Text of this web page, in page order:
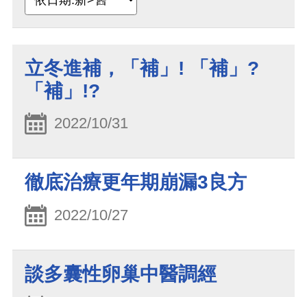
立冬進補，「補」! 「補」?
「補」!?
2022/10/31
徹底治療更年期崩漏3良方
2022/10/27
談多囊性卵巢中醫調經